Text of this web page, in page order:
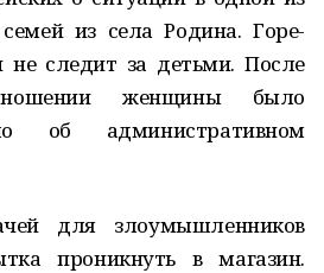
из села Родина. Горе-
не следит за детьми. После
женщины было
об административном
для злоумышленников
проникнуть в магазин.